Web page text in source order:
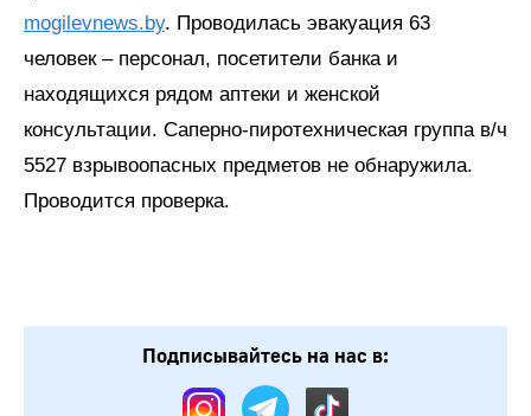
mogilevnews.by. Проводилась эвакуация 63
человек – персонал, посетители банка и
находящихся рядом аптеки и женской
консультации. Саперно-пиротехническая группа в/ч
5527 взрывоопасных предметов не обнаружила.
Проводится проверка.
Подписывайтесь на нас в: